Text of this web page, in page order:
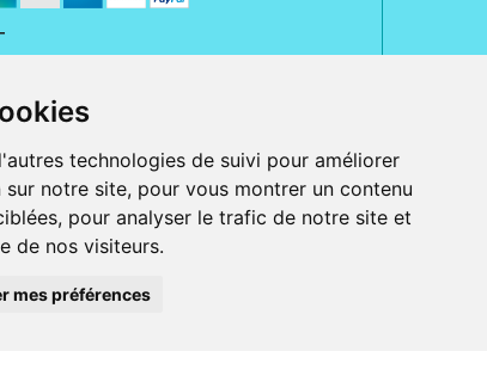
technologies de suivi pour améliorer
notre site, pour vous montrer un contenu
pour analyser le trafic de notre site et
de nos visiteurs.
mes préférences
Harcourt, 80300 Albert.
touch), ou sur Google Play (pour Androïd 5.0 ou version
PayPal.